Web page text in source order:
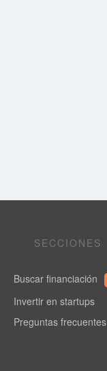
SECCIONES
Buscar financiación
Invertir en startups
Preguntas frecuentes